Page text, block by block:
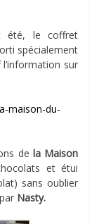
été, le coffret
spécialement
sur
maison-du-
de la Maison
et étui
sans oublier
Nasty.